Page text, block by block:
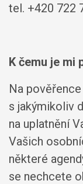
tel. +420 722
K čemu je mi
Na
s jakýmikoliv
na uplatnění
Vašich
některé
se nechcete